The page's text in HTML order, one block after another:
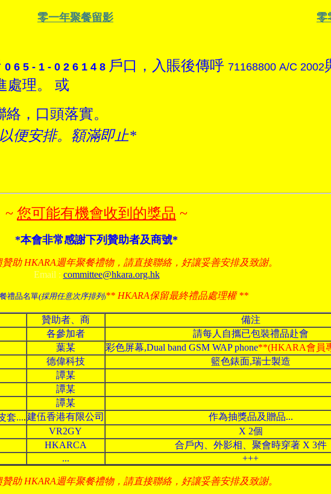
零一年聚餐留影 零
0 6 5 - 1 - 0 2 6 1 4 8 戶口，入賬後傳呼 71168800 A/C 2002
處理。 或
，口頭落實。
便安排。額滿即止*
~ 您可能有機會收到的獎品 ~
*本會非常感謝下列贊助者及商號*
助 HKARA週年聚餐禮物，請直接聯絡，好讓妥善安排及致謝。
Email : committee@hkara.org.hk
禮品名單(採用任意次序排列)** HKARA保留最終禮品處理權 **
贊助者、商
備注
各參加者
請每人自攜已包裝禮品赴會
葉某 彩色屏幕,Dual band GSM WAP phone**(HKARA會員
德偉科技
籃色錶面,瑞士製造
譚某
譚某
譚某
套....建伍香港有限公司
作為抽獎品及贈品...
VR2GY
X 2個
HKARCA
合戶內、外影相、聚會時穿著 X 3件
... +++
助 HKARA週年聚餐禮物，請直接聯絡，好讓妥善安排及致謝。